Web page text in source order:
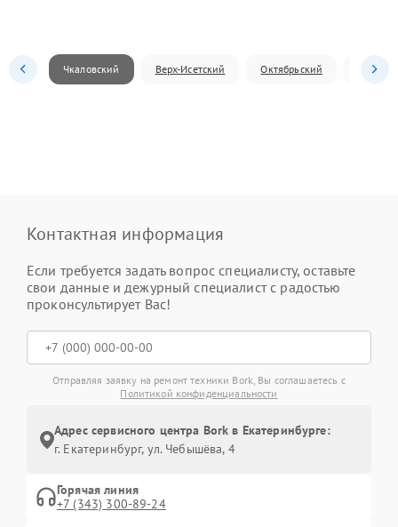
Чкаловский Верх-Исетский Октябрьский
Контактная информация
Если требуется задать вопрос специалисту, оставьте
свои данные и дежурный специалист с радостью
проконсультирует Вас!
Отправляя заявку на ремонт техники Bork, Вы соглашаетесь с
Политикой конфиденциальности
Адрес сервисного центра Bork в Екатеринбурге:
г. Екатеринбург, ул. Чебышёва, 4
Горячая линия
+7 (343) 300-89-24